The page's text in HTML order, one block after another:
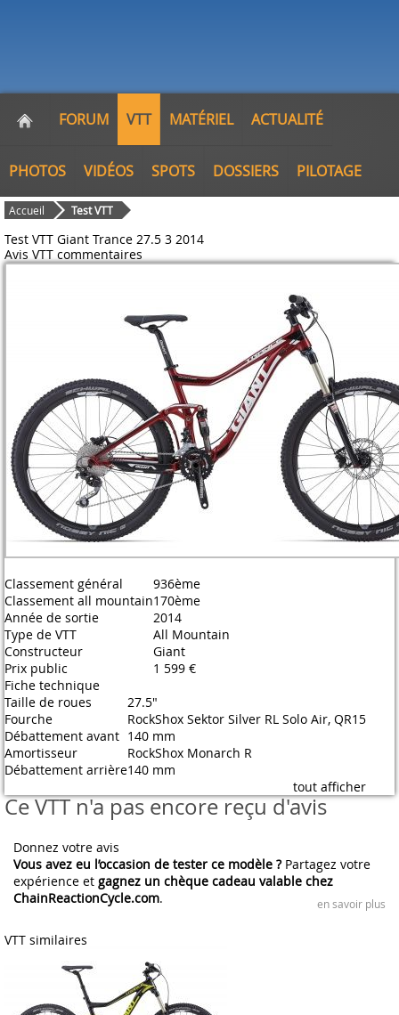
FORUM VTT MATÉRIEL ACTUALITÉ
PHOTOS VIDÉOS SPOTS DOSSIERS PILOTAGE
Accueil Test VTT
Test VTT Giant Trance 27.5 3 2014
Avis VTT commentaires
Classement général
936ème
Classement all mountain170ème
Année de sortie
2014
Type de VTT
All Mountain
Constructeur
Giant
Prix public
1 599 €
Fiche technique
Taille de roues
27.5"
Fourche
RockShox Sektor Silver RL Solo Air, QR15
Débattement avant 140 mm
Amortisseur
RockShox Monarch R
Débattement arrière140 mm
tout afficher
Ce VTT n'a pas encore reçu d'avis
Donnez votre avis
Vous avez eu l’occasion de tester ce modèle ?Partagez votre
expérience et gagnez un chèque cadeau valable chez
ChainReactionCycle.com. en savoir plus
VTT similaires